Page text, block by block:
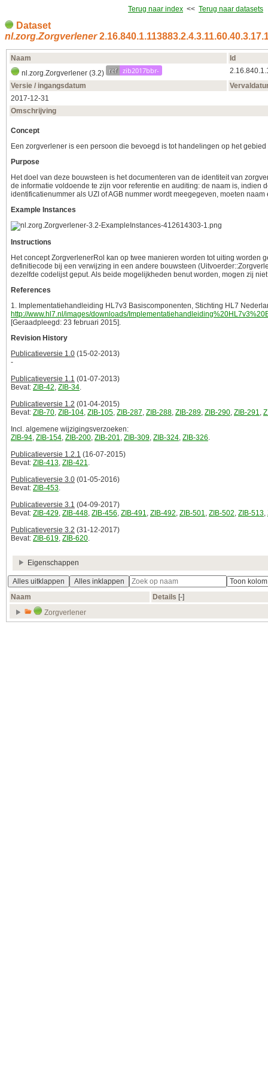
Terug naar index << Terug naar datasets
Dataset
nl.zorg.Zorgverlener
Naam
Id
nl.zorg.Zorgverlener (3.2)
ref zib2017bbr-
Versie / ingangsdatum
2017‑12‑31
Omschrijving
Concept
Een zorgverlener is een persoon die bevoegd is tot handelingen op het
Purpose
Het doel van deze bouwsteen is het documenteren van de identiteit van
de informatie voldoende te zijn voor referentie en auditing: de naam is, indien
identificatienummer als UZI of AGB nummer wordt meegegeven, moeten
Example Instances
Instructions
Het concept ZorgverlenerRol kan op twee manieren worden tot uiting worden
definitiecode bij een verwijzing in een andere bouwsteen
dezelfde codelijst geput. Als beide mogelijkheden benut worden, mogen zij
References
1. Implementatiehandleiding HL7v3 Basiscomponenten, Stichting HL7
http://www.hl7.nl/images/downloads/
[Geraadpleegd: 23 februari 2015].
Revision History
Publicatieversie 1.0 (15-02-2013)
-
Publicatieversie 1.1 (01-07-2013)
Bevat: ZIB-42, ZIB-34.
Publicatieversie 1.2 (01-04-2015)
Bevat: ZIB-70, ZIB-104, ZIB-105, ZIB-287, ZIB-288, ZIB-289, ZIB-290, ZIB-291,
Incl. algemene wijzigingsverzoeken:
ZIB-94, ZIB-154, ZIB-200, ZIB-201, ZIB-309, ZIB-324, ZIB-326.
Publicatieversie 1.2.1 (16-07-2015)
Bevat: ZIB-413, ZIB-421.
Publicatieversie 3.0 (01-05-2016)
Bevat: ZIB-453.
Publicatieversie 3.1 (04-09-2017)
Bevat: ZIB-429, ZIB-448, ZIB-456, ZIB-491, ZIB-492, ZIB-501, ZIB-502, ZIB-513,
Publicatieversie 3.2 (31-12-2017)
Bevat: ZIB-619, ZIB-620.
Eigenschappen
Alles uitklappen
Alles inklappen
Naam
Details [‑]
Zorgverlener